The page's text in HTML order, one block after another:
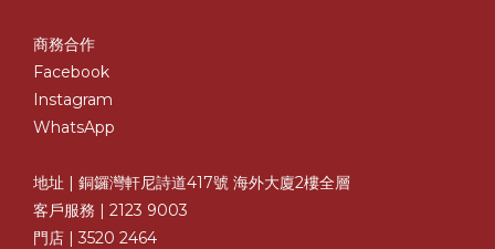
商務合作
Facebook
Instagram
WhatsApp
地址 | 銅鑼灣軒尼詩道417號 海外大廈2樓全層
客戶服務 | 2123 9003
門店 | 3520 2464